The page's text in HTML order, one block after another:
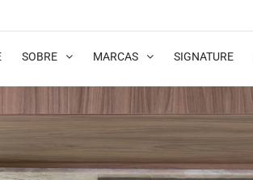
SOBRE MARCAS SIGNATURE